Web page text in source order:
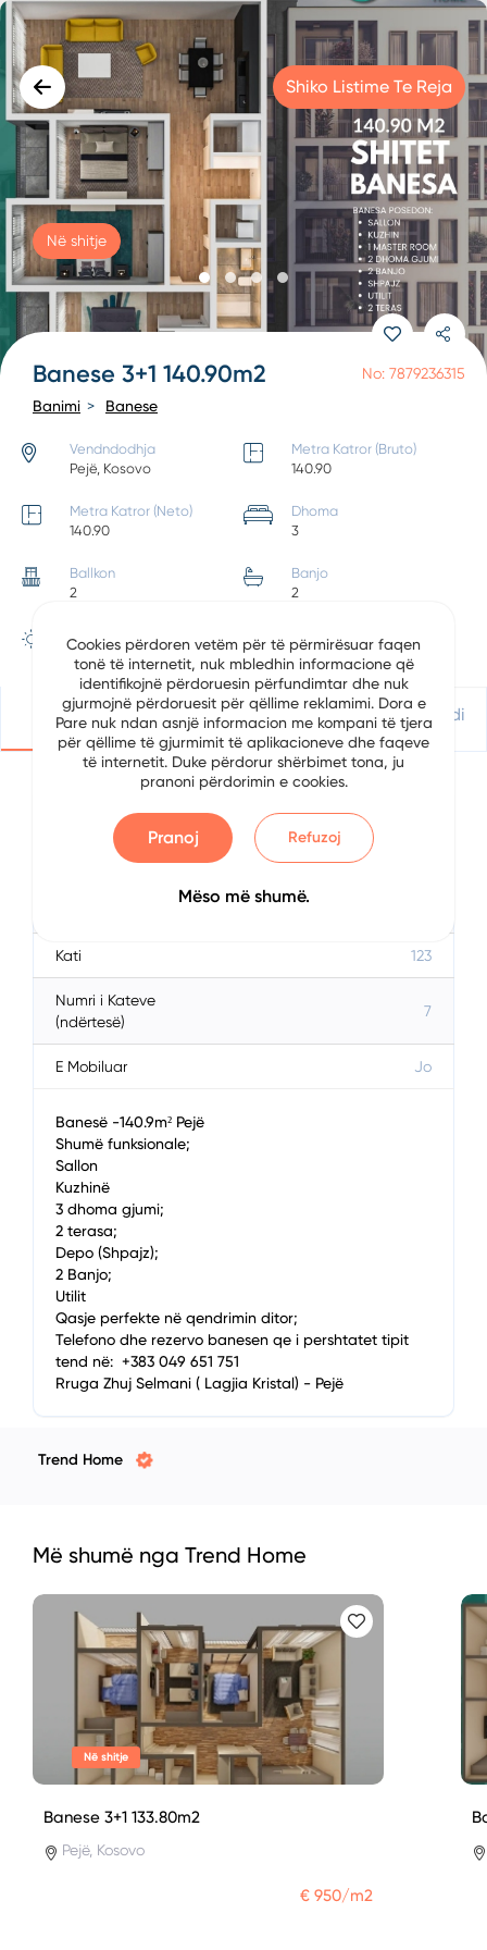
Shiko Listime Te Reja
No: 7879236315
Në shitje
Banese 3+1 140.90m2
Banimi Banese
Vendndodhja
Pejë, Kosovo
Metra Katror (Bruto)
140.90
Metra Katror (Neto)
140.90
Dhoma
3
Ballkon
2
Banjo
2
Pozicionimi
Veri Lindje
Detajet Vendndodhje Apliko Për Kredi
Përshkrimi
3/25/2024
Kati 123
Numri i Kateve
(ndërtesë)
7
E Mobiluar Jo
Banesë -140.9m² Pejë
Shumë funksionale;
Sallon
Kuzhinë
3 dhoma gjumi;
2 terasa;
Depo (Shpajz);
2 Banjo;
Utilit
Qasje perfekte në qendrimin ditor;
Telefono dhe rezervo banesen qe i pershtatet tipit
tend në: +383 049 651 751
Rruga Zhuj Selmani ( Lagjia Kristal) - Pejë
Trend Home
Më shumë nga Trend Home
Në shitje
Banese 3+1 133.80m2
Pejë, Kosovo
€ 950/m2
Cookies përdoren vetëm për të përmirësuar faqen
tonë të internetit, nuk mbledhin informacione që
identifikojnë përdoruesin përfundimtar dhe nuk
gjurmojnë përdoruesit për qëllime reklamimi. Dora e
Pare nuk ndan asnjë informacion me kompani të tjera
për qëllime të gjurmimit të aplikacioneve dhe faqeve
të internetit. Duke përdorur shërbimet tona, ju
pranoni përdorimin e cookies.
Pranoj Refuzoj
Mëso më shumë.